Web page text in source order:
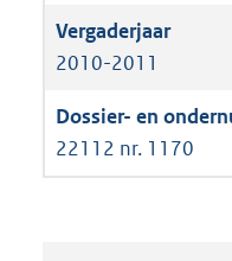
2010-2011
22112 nr. 1170